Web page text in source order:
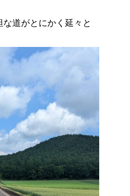
な道がとにかく延々と